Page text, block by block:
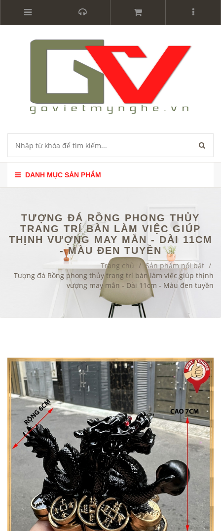
DANH MỤC SẢN PHẨM
TƯỢNG ĐÁ RỒNG PHONG THỦY
TRANG TRÍ BÀN LÀM VIỆC GIÚP
THỊNH VƯỢNG MAY MẮN - DÀI 11CM
- MÀU ĐEN TUYỀN
Trang chủ / Sản phẩm nổi bật /
Tượng đá Rồng phong thủy trang trí bàn làm việc giúp thịnh
vượng may mắn - Dài 11cm - Màu đen tuyền